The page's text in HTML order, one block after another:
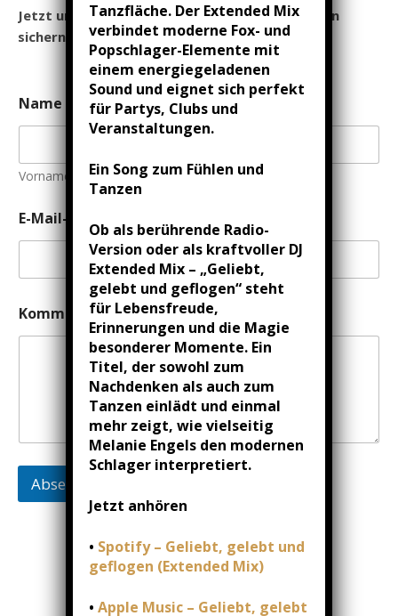
Jetzt unverbindlich anfragen und Wunschtermin
sichern.
Name
Vorname Nachname
d
e
K
m
m
e
E-Mail-Adresse
Kommentar oder Nachricht
Absenden
Tanzfläche. Der Extended Mix
verbindet moderne Fox- und
Popschlager-Elemente mit
einem energiegeladenen
Sound und eignet sich perfekt
für Partys, Clubs und
Veranstaltungen.
Ein Song zum Fühlen und
Tanzen
Ob als berührende Radio-
Version oder als kraftvoller DJ
Extended Mix – „Geliebt,
gelebt und geflogen“ steht
für Lebensfreude,
Erinnerungen und die Magie
besonderer Momente. Ein
Titel, der sowohl zum
Nachdenken als auch zum
Tanzen einlädt und einmal
mehr zeigt, wie vielseitig
Melanie Engels den modernen
Schlager interpretiert.
Jetzt anhören
• Spotify – Geliebt, gelebt und
geflogen (Extended Mix)
• Apple Music – Geliebt, gelebt